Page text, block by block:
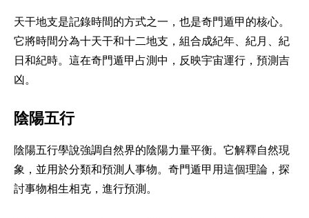
天干地支是記錄時間的方式之一，也是奇門遁甲的核心。
它將時間分為十天干和十二地支，組合成紀年、紀月、紀
日和紀時。這在奇門遁甲占測中，反映宇宙運行，預測吉
凶。
陰陽五行
陰陽五行學說強調自然界的陰陽力量平衡。它解釋自然現
象，並用於分類和預測人事物。奇門遁甲用這個理論，探
討事物相生相克，進行預測。